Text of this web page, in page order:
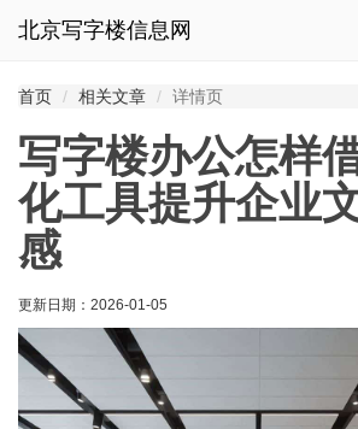
北京写字楼信息网
首页 相关文章 详情页
写字楼办公怎样
化工具提升企业
感
更新日期： 2026-01-05